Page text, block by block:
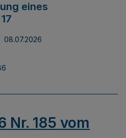
eines
08.07.2026
Nr. 185 vom